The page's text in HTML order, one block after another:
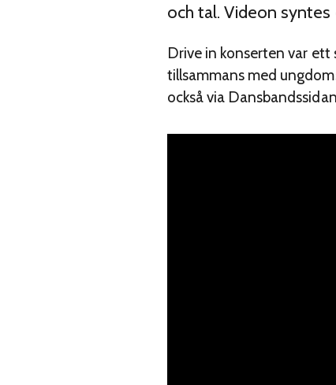
och tal. Videon syntes
Drive in konserten var ett
tillsammans med
också via